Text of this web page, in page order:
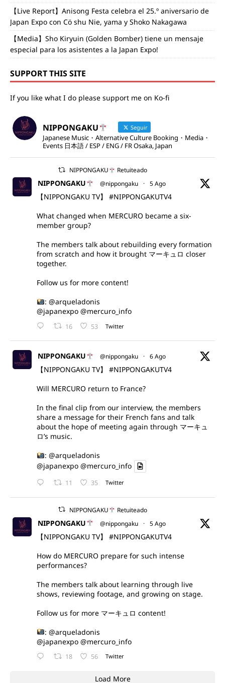
【Live Report】Anisong Festa celebra el 25.º aniversario de
Japan Expo con Cö shu Nie, yama y Shoko Nakagawa
【Media】Sho Kiryuin (Golden Bomber) tiene un mensaje
especial para los asistentes a la Japan Expo!
SUPPORT THIS SITE
If you like what I do please support me on Ko-fi
NIPPONGAKU Seguir
Japanese Music・Alternative Culture Booking・Media・
Events 日本語 / ESP / ENG / FR Osaka, Japan
NIPPONGAKU Retuiteado
NIPPONGAKU @nippongaku · 5 Ago
【NIPPONGAKU TV】 #NIPPONGAKUTV4
What changed when MERCURO became a six-
member group?
The members talk about rebuilding every formation
from scratch and how it brought マーキュロ closer
together.
Follow us for more content!
: @arqueladonis
@japanexpo @mercuro_info
16 53 Twitter
NIPPONGAKU @nippongaku · 6 Ago
【NIPPONGAKU TV】 #NIPPONGAKUTV4
Will MERCURO return to France?
In the final clip from our interview, the members
share a message for their French fans and talk
about the hope of meeting again through マーキュ
ロ’s music.
: @arqueladonis
@japanexpo @mercuro_info
11 35 Twitter
NIPPONGAKU Retuiteado
NIPPONGAKU @nippongaku · 5 Ago
【NIPPONGAKU TV】 #NIPPONGAKUTV4
How do MERCURO prepare for such intense
performances?
The members talk about learning through live
shows, reviewing footage, and growing on stage.
Follow us for more マーキュロ content!
: @arqueladonis
@japanexpo @mercuro_info
18 56 Twitter
Load More